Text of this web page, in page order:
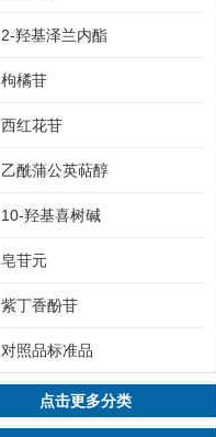
2-羟基泽兰内酯
枸橘苷
西红花苷
乙酰蒲公英萜醇
10-羟基喜树碱
皂苷元
紫丁香酚苷
对照品标准品
点击更多分类